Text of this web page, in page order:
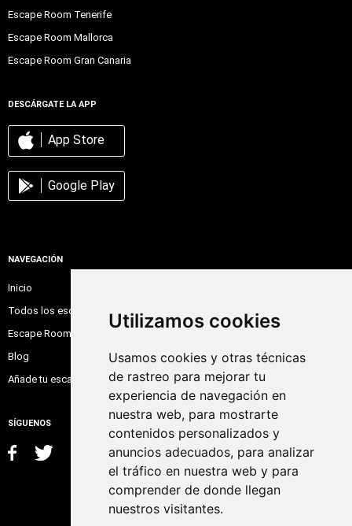
Utilizamos cookies
Usamos cookies y otras técnicas
de rastreo para mejorar tu
experiencia de navegación en
nuestra web, para mostrarte
contenidos personalizados y
anuncios adecuados, para analizar
el tráfico en nuestra web y para
comprender de donde llegan
nuestros visitantes.
Escape Room Tenerife
Escape Room Mallorca
Escape Room Gran Canaria
DESCÁRGATE LA APP
App Store
Google Play
NAVEGACIÓN
Inicio
Todos los escape room
Escape Room Online
Blog
Añade tu escape room
SÍGUENOS